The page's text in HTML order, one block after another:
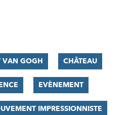
VAN GOGH CHÂTEAU
EVÈNEMENT
IMPRESSIONNISTE